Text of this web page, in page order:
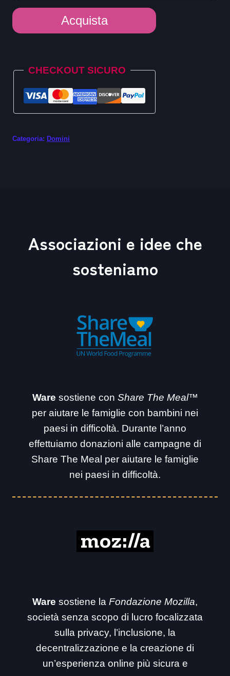
Dominio
.lighting
Acquista
CHECKOUT SICURO
Categoria: Domini
Associazioni e idee che
sosteniamo
Ware sostiene con Share The Meal™
per aiutare le famiglie con bambini nei
paesi in difficoltà. Durante l’anno
effettuiamo donazioni alle campagne di
Share The Meal per aiutare le famiglie
nei paesi in difficoltà.
Ware sostiene la Fondazione Mozilla,
società senza scopo di lucro focalizzata
sulla privacy, l’inclusione, la
decentralizzazione e la creazione di
un’esperienza online più sicura e